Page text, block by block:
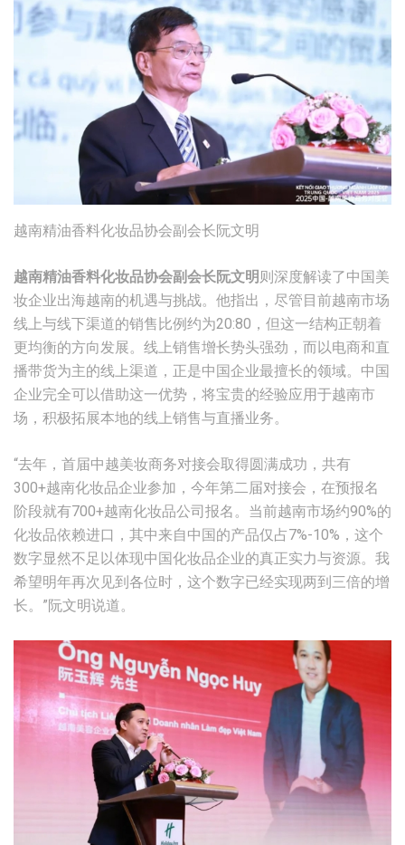
越南精油香料化妆品协会副会长阮文明
越南精油香料化妆品协会副会长阮文明 则深度解读了中国美
妆企业出海越南的机遇与挑战。他指出，尽管目前越南市场
线上与线下渠道的销售比例约为20:80，但这一结构正朝着
更均衡的方向发展。线上销售增长势头强劲，而以电商和直
播带货为主的线上渠道，正是中国企业最擅长的领域。中国
企业完全可以借助这一优势，将宝贵的经验应用于越南市
场，积极拓展本地的线上销售与直播业务。
“去年，首届中越美妆商务对接会取得圆满成功，共有
300+越南化妆品企业参加，今年第二届对接会，在预报名
阶段就有700+越南化妆品公司报名。当前越南市场约90%的
化妆品依赖进口，其中来自中国的产品仅占7%-10%，这个
数字显然不足以体现中国化妆品企业的真正实力与资源。我
希望明年再次见到各位时，这个数字已经实现两到三倍的增
长。”阮文明说道。